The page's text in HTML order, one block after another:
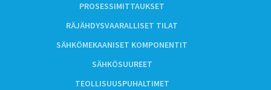
PROSESSIMITTAUKSET
RÄJÄHDYSVAARALLISET TILAT
SÄHKÖMEKAANISET KOMPONENTIT
SÄHKÖSUUREET
TEOLLISUUSPUHALTIMET